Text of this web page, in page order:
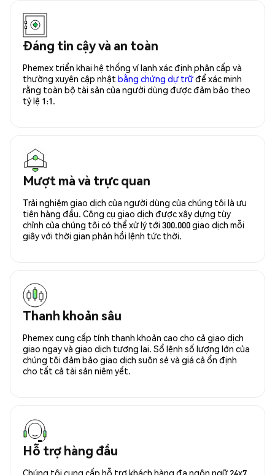
Đáng tin cậy và an toàn
Phemex triển khai hệ thống ví lạnh xác định phân cấp và
thường xuyên cập nhật bằng chứng dự trữđể xác minh
rằng toàn bộ tài sản của người dùng được đảm bảo theo
tỷ lệ 1:1.
Mượt mà và trực quan
Trải nghiệm giao dịch của người dùng của chúng tôi là ưu
tiên hàng đầu. Công cụ giao dịch được xây dựng tùy
chỉnh của chúng tôi có thể xử lý tới 300.000 giao dịch mỗi
giây với thời gian phản hồi lệnh tức thời.
Thanh khoản sâu
Phemex cung cấp tính thanh khoản cao cho cả giao dịch
giao ngay và giao dịch tương lai. Sổ lệnh số lượng lớn của
chúng tôi đảm bảo giao dịch suôn sẻ và giá cả ổn định
cho tất cả tài sản niêm yết.
Hỗ trợ hàng đầu
Chúng tôi cung cấp hỗ trợ khách hàng đa ngôn ngữ 24x7